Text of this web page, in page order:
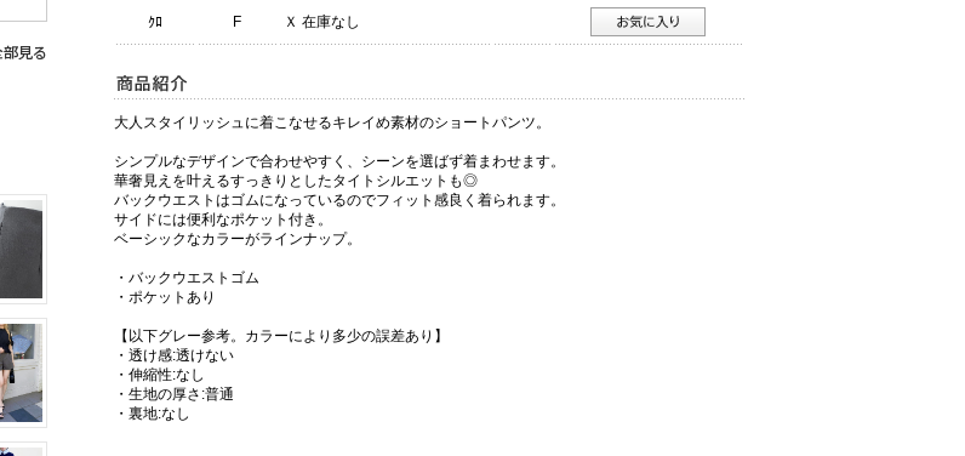
ｸﾛ F Ｘ 在庫なし
大人スタイリッシュに着こなせるキレイめ素材のショートパンツ。
シンプルなデザインで合わせやすく、シーンを選ばず着まわせます。
華奢見えを叶えるすっきりとしたタイトシルエットも◎
バックウエストはゴムになっているのでフィット感良く着られます。
サイドには便利なポケット付き。
ベーシックなカラーがラインナップ。
・バックウエストゴム
・ポケットあり
【以下グレー参考。カラーにより多少の誤差あり】
・透け感:透けない
・伸縮性:なし
・生地の厚さ:普通
・裏地:なし